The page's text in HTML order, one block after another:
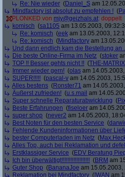
Re: Nie wieder (Daniel_S am
Mindfactory ist absolut zu empfehlen ! (
PLONKED von mjy@geizhals.at: doppelt
komisch (sa1105 am 13.05.2003,
Re: komisch (eek am 13.05.2003,
Re: komisch (Mindfactory am
Und dann endlich kam die Bestellung an
Die beste Online-Firma im Netz (stoker
TOP !! Besser gehts nicht !! (THE-MATRIX
Immer wieder gern! (olas am
SUPER!!!!! (pascal-v am 14.05.2003,
Alles bestens (Ronster71 am
Äußerst zufrieden! (u.s.mail am
Super schnelle Reparaturabwicklung (
Beste Erfahrungen (fiseloer am
super shop (never2 am 14.05.2003,
Best Noten für den besten Service (
Fehlende Kundeninformationen über
bester Computerladen im Netz (
Alles Top, auch bei Reklamation und
Erstklassiger Service (EDV Beratung
Ich bin überwältigt!!!!!!!!!!!!!!!!!!! (BRM am
Guter Shop (BananaJoe am 15.05.2003,
Reklamation bei Mindfactory ( IWAN am